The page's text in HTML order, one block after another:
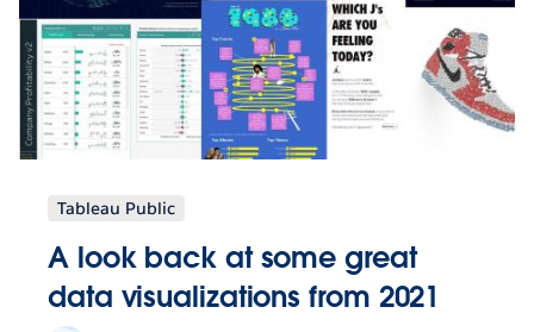
Tableau Public
A look back at some great
data visualizations from 2021